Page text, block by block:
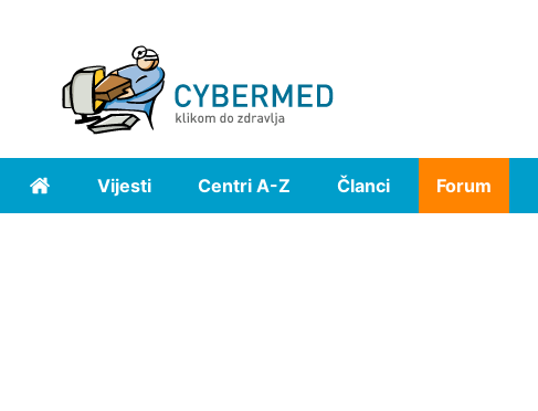
Home Vijesti Centri A-Z Članci Forum